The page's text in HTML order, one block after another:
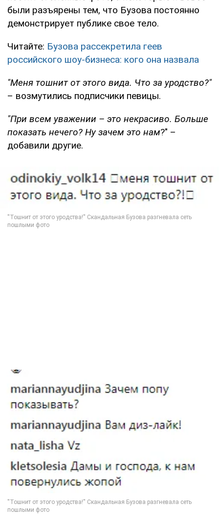
были разъярены тем, что Бузова постоянно
демонстрирует публике свое тело.
Читайте: Бузова рассекретила геев
российского шоу-бизнеса: кого она назвала
"Меня тошнит от этого вида. Что за уродство?"
– возмутились подписчики певицы.
"При всем уважении – это некрасиво. Больше
показать нечего? Ну зачем это нам?" –
добавили другие.